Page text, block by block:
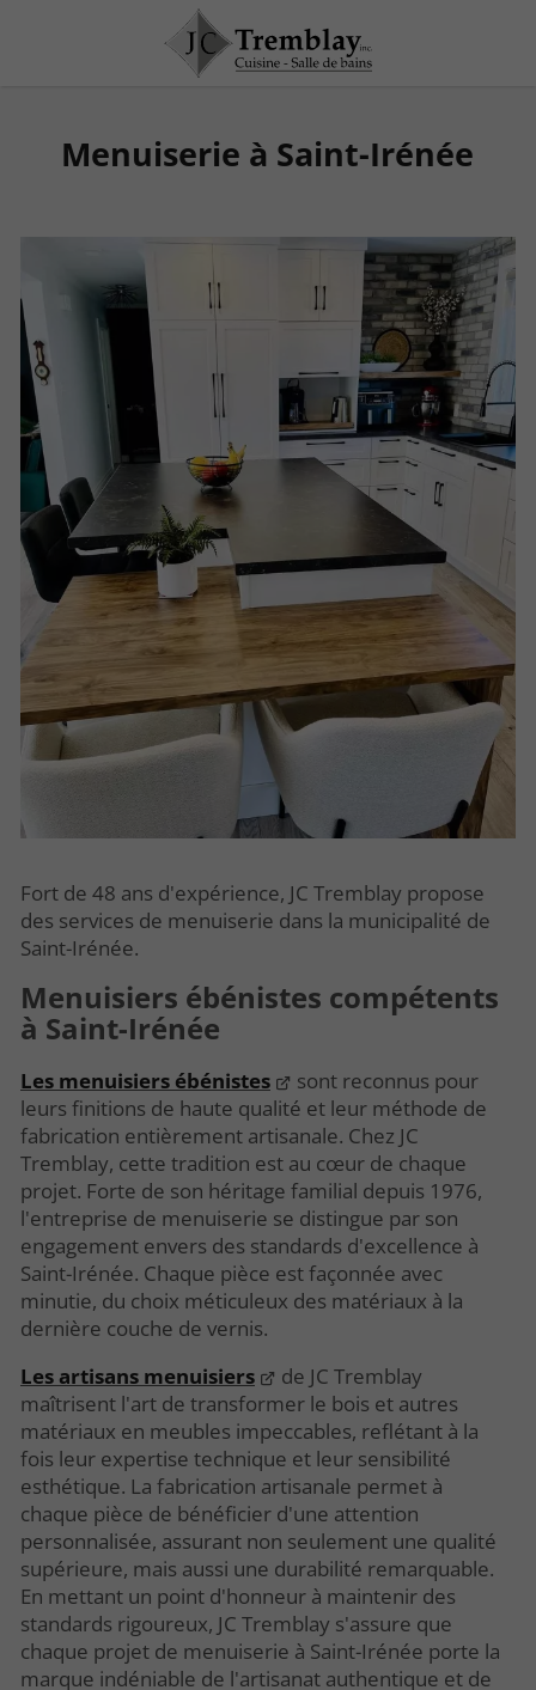
Menuiserie à Saint-Irénée
Fort de 48 ans d'expérience, JC Tremblay propose
des services de menuiserie dans la municipalité de
Saint-Irénée.
Menuisiers ébénistes compétents
à Saint-Irénée
Les menuisiers ébénistes
sont reconnus pour
leurs finitions de haute qualité et leur méthode de
fabrication entièrement artisanale. Chez JC
Tremblay, cette tradition est au cœur de chaque
projet. Forte de son héritage familial depuis 1976,
l'entreprise de menuiserie se distingue par son
engagement envers des standards d'excellence à
Saint-Irénée. Chaque pièce est façonnée avec
minutie, du choix méticuleux des matériaux à la
dernière couche de vernis.
Les artisans menuisiers
de JC Tremblay
maîtrisent l'art de transformer le bois et autres
matériaux en meubles impeccables, reflétant à la
fois leur expertise technique et leur sensibilité
esthétique. La fabrication artisanale permet à
chaque pièce de bénéficier d'une attention
personnalisée, assurant non seulement une qualité
supérieure, mais aussi une durabilité remarquable.
En mettant un point d'honneur à maintenir des
standards rigoureux, JC Tremblay s'assure que
chaque projet de menuiserie à Saint-Irénée porte la
marque indéniable de l'artisanat authentique et de